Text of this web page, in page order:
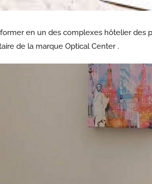
en un des complexes hôtelier des
de la marque Optical Center .